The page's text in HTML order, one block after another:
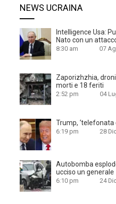
NEWS UCRAINA
Intelligence Usa:
Nato con un
8:30 am 07
Zaporizhzhia,
morti e 18 feriti
2:52 pm 04
Trump, ‘telefonata
6:19 pm 28
Autobomba
ucciso un generale
6:10 pm 24